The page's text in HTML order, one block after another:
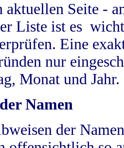
aktuellen Seite -
Liste ist es
Eine
nur
Monat und Jahr.
Namen
der